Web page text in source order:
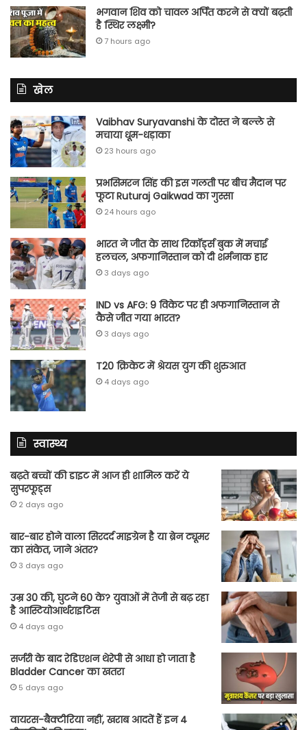
भगवान शिव को चावल अर्पित करने से क्यों बढ़ती
है स्थिर लक्ष्मी?
7 hours ago
खेल
Vaibhav Suryavanshi के दोस्त ने बल्ले से
मचाया धूम-धड़ाका
23 hours ago
प्रभसिमरन सिंह की इस गलती पर बीच मैदान पर
फूटा Ruturaj Gaikwad का गुस्सा
24 hours ago
भारत ने जीत के साथ रिकॉर्ड्स बुक में मचाई
हलचल, अफगानिस्तान को दी शर्मनाक हार
3 days ago
IND vs AFG: 9 विकेट पर ही अफगानिस्तान से
कैसे जीत गया भारत?
3 days ago
T20 क्रिकेट में श्रेयस युग की शुरुआत
4 days ago
स्वास्थ्य
बढ़ते बच्चों की डाइट में आज ही शामिल करें ये
सुपरफूड्स
2 days ago
बार-बार होने वाला सिरदर्द माइग्रेन है या ब्रेन ट्यूमर
का संकेत, जाने अंतर?
3 days ago
उम्र 30 की, घुटने 60 के? युवाओं में तेजी से बढ़ रहा
है आस्टियोआर्थराइटिस
4 days ago
सर्जरी के बाद रेडिएशन थेरेपी से आधा हो जाता है
Bladder Cancer का खतरा
5 days ago
वायरस-बैक्टीरिया नहीं, खराब आदतें हैं इन 4